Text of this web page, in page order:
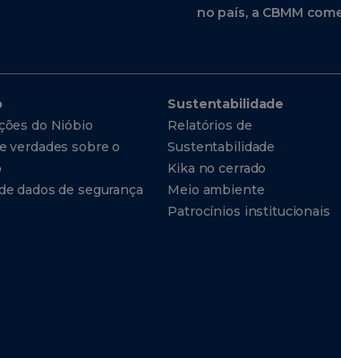
no país, a CBMM
do Nióbio
verdades sobre o
dados de segurança
Sustentabilidade
Relatórios de
Sustentabilidade
Kika no cerrado
Meio ambiente
Patrocínios institucionais